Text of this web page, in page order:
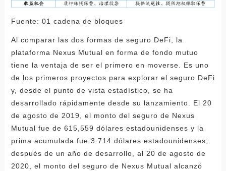
Fuente: 01 cadena de bloques
Al comparar las dos formas de seguro DeFi, la
plataforma Nexus Mutual en forma de fondo mutuo
tiene la ventaja de ser el primero en moverse. Es uno
de los primeros proyectos para explorar el seguro DeFi
y, desde el punto de vista estadístico, se ha
desarrollado rápidamente desde su lanzamiento. El 20
de agosto de 2019, el monto del seguro de Nexus
Mutual fue de 615,559 dólares estadounidenses y la
prima acumulada fue 3.714 dólares estadounidenses;
después de un año de desarrollo, al 20 de agosto de
2020, el monto del seguro de Nexus Mutual alcanzó